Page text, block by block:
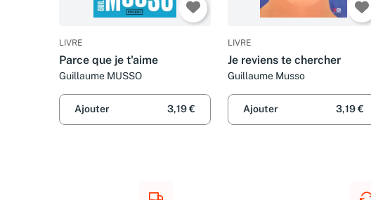
LIVRE
Parce que je t'aime
Guillaume MUSSO
Ajouter 3,19 €
LIVRE
Je reviens te chercher
Guillaume Musso
Ajouter 3,19 €